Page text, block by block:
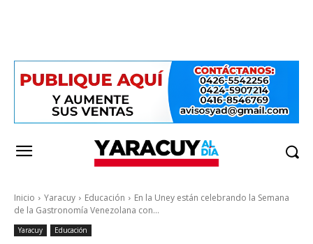
Inicio Yaracuy Educación
En la Uney están celebrando la Semana
de la Gastronomía Venezolana con...
Yaracuy Educación